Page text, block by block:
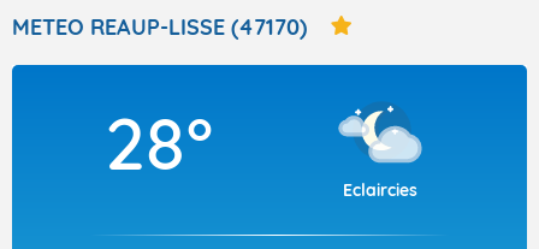
Articles
METEO REAUP-LISSE (47170)
28°
Eclaircies